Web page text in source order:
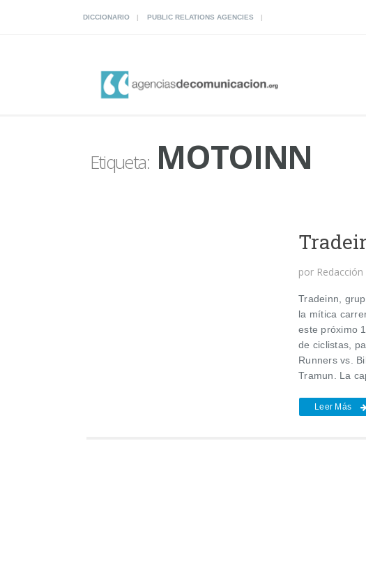
DICCIONARIO PUBLIC RELATIONS AGENCIES
Etiqueta:MOTOINN
por Redacción
Tradeinn,
la mítica
este próximo
de ciclistas,
Runners vs.
Tramun. La
Leer Más